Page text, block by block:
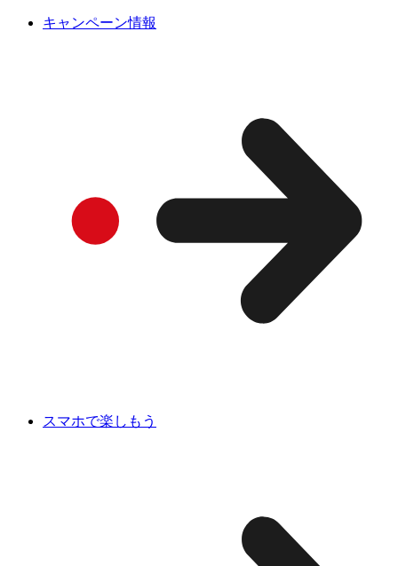
キャンペーン情報
スマホで楽しもう